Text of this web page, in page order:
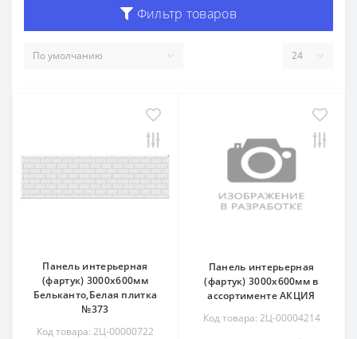
Фильтр товаров
Панель интерьерная
(фартук) 3000х600мм
Бельканто,Белая плитка
№373
Код товара: 2Ц-00000722
Панель интерьерная
(фартук) 3000х600мм в
ассортименте АКЦИЯ
Код товара: 2Ц-00004214